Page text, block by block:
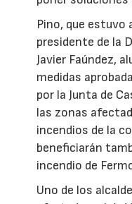
Pino, que estuvo
presidente de la
Javier Faúndez,
medidas
por la Junta de
las zonas
incendios de la
beneficiarán
incendio de
Uno de los